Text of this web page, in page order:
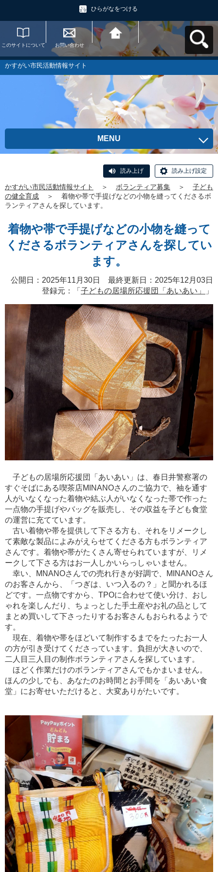
ひらがなをつける
このサイトについて お問い合わせ
かすがい市民活動情
報サイトへ戻る
かすがい市民活動情報サイト
MENU
読み上げ 読み上げ設定
かすがい市民活動情報サイト ＞ ボランティア募集 ＞
子ども
の健全育成
＞
着物や帯で手提げなどの小物を縫ってくださるボ
ランティアさんを探しています。
着物や帯で手提げなどの小物を縫って
くださるボランティアさんを探してい
ます。
公開日：2025年11月30日 最終更新日：2025年12月03日
登録元：「 子どもの居場所応援団「あいあい」 」
子どもの居場所応援団「あいあい」は、春日井警察署の
すぐそばにある喫茶店MINANOさんのご協力で、袖を通す
人がいなくなった着物や結ぶ人がいなくなった帯で作った
一点物の手提げやバッグを販売し、その収益を子ども食堂
の運営に充てています。
古い着物や帯を提供して下さる方も、それをリメークし
て素敵な製品によみがえらせてくださる方もボランティア
さんです。着物や帯がたくさん寄せられていますが、リメ
ークして下さる方はお一人しかいらっしゃいません。
幸い、MNANOさんでの売れ行きが好調で、MINANOさん
のお客さんから、「つぎは、いつ入るの？」と聞かれるほ
どです。一点物ですから、TPOに合わせて使い分け、おし
ゃれを楽しんだり、ちょっとした手土産やお礼の品として
まとめ買いして下さったりするお客さんもおられるようで
す。
現在、着物や帯をほどいて制作するまでをたったお一人
の方が引き受けてくださっています。負担が大きいので、
二人目三人目の制作ボランティアさんを探しています。
ほどく作業だけのボランティアさんでもかまいません。
ほんの少しでも、あなたのお時間とお手間を「あいあい食
堂」にお寄せいただけると、大変ありがたいです。